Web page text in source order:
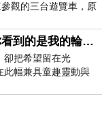
觀的三台遊覽車，原
來，卻發
當代藝術家盧嵐新：你看到的是我的輪廓，還是你的故事？——藏在藍色裡的希望與光
卻把希望留在光
此幅兼具童趣靈動與
羽翼般色塊包覆著